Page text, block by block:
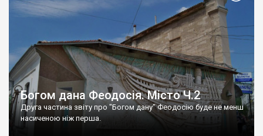
Богом дана Феодосія. Місто Ч.2
Друга частина звіту про "Богом дану" Феодосію буде не менш
насиченою ніж перша.